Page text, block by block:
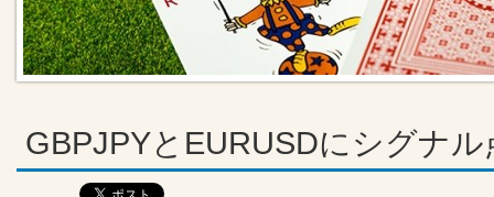
GBPJPYとEURUSDにシグナル